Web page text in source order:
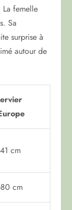
La femelle
Sa
surprise à
autour de
cm
cm